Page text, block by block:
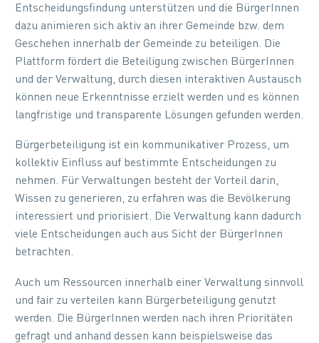
Entscheidungsfindung unterstützen und die BürgerInnen
dazu animieren sich aktiv an ihrer Gemeinde bzw. dem
Geschehen innerhalb der Gemeinde zu beteiligen. Die
Plattform fördert die Beteiligung zwischen BürgerInnen
und der Verwaltung, durch diesen interaktiven Austausch
können neue Erkenntnisse erzielt werden und es können
langfristige und transparente Lösungen gefunden werden.
Bürgerbeteiligung ist ein kommunikativer Prozess, um
kollektiv Einfluss auf bestimmte Entscheidungen zu
nehmen. Für Verwaltungen besteht der Vorteil darin,
Wissen zu generieren, zu erfahren was die Bevölkerung
interessiert und priorisiert. Die Verwaltung kann dadurch
viele Entscheidungen auch aus Sicht der BürgerInnen
betrachten.
Auch um Ressourcen innerhalb einer Verwaltung sinnvoll
und fair zu verteilen kann Bürgerbeteiligung genutzt
werden. Die BürgerInnen werden nach ihren Prioritäten
gefragt und anhand dessen kann beispielsweise das